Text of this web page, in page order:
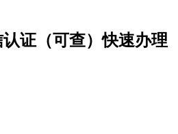
证（可查）快速办理